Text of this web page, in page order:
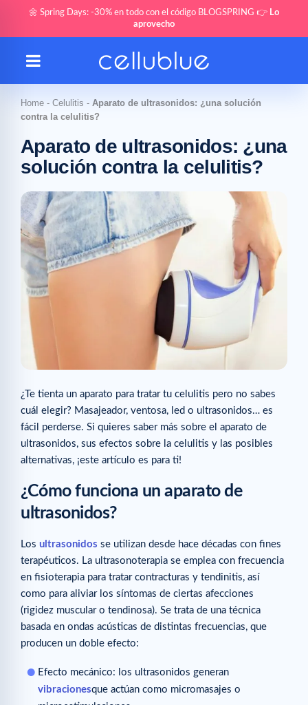
🌼 Spring Days: -30% en todo con el código BLOGSPRING 👉 Lo
aprovecho
Home - Celulitis - Aparato de ultrasonidos: ¿una solución
contra la celulitis?
Aparato de ultrasonidos: ¿una
solución contra la celulitis?
¿Te tienta un aparato para tratar tu celulitis pero no sabes
cuál elegir? Masajeador, ventosa, led o ultrasonidos… es
fácil perderse. Si quieres saber más sobre el aparato de
ultrasonidos, sus efectos sobre la celulitis y las posibles
alternativas, ¡este artículo es para ti!
¿Cómo funciona un aparato de
ultrasonidos?
Los ultrasonidos se utilizan desde hace décadas con fines
terapéuticos. La ultrasonoterapia se emplea con frecuencia
en fisioterapia para tratar contracturas y tendinitis, así
como para aliviar los síntomas de ciertas afecciones
(rigidez muscular o tendinosa). Se trata de una técnica
basada en ondas acústicas de distintas frecuencias, que
producen un doble efecto:
Efecto mecánico: los ultrasonidos generan
vibracionesque actúan como micromasajes o